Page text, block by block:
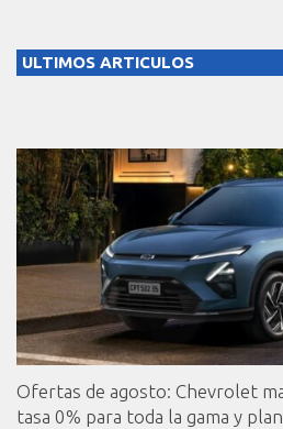
ULTIMOS ARTICULOS
Ofertas de agosto: Chevrolet
tasa 0% para toda la gama y